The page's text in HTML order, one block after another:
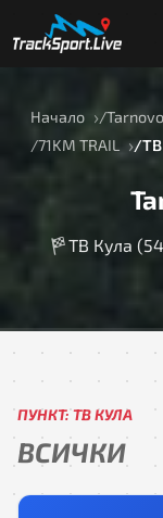
Начало
71KM TRAIL
ТВ Кула
ПУНКТ: ТВ КУЛА
ВСИЧКИ